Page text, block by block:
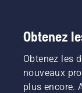
Obtenez
Obtenez les
nouveaux
plus encore.